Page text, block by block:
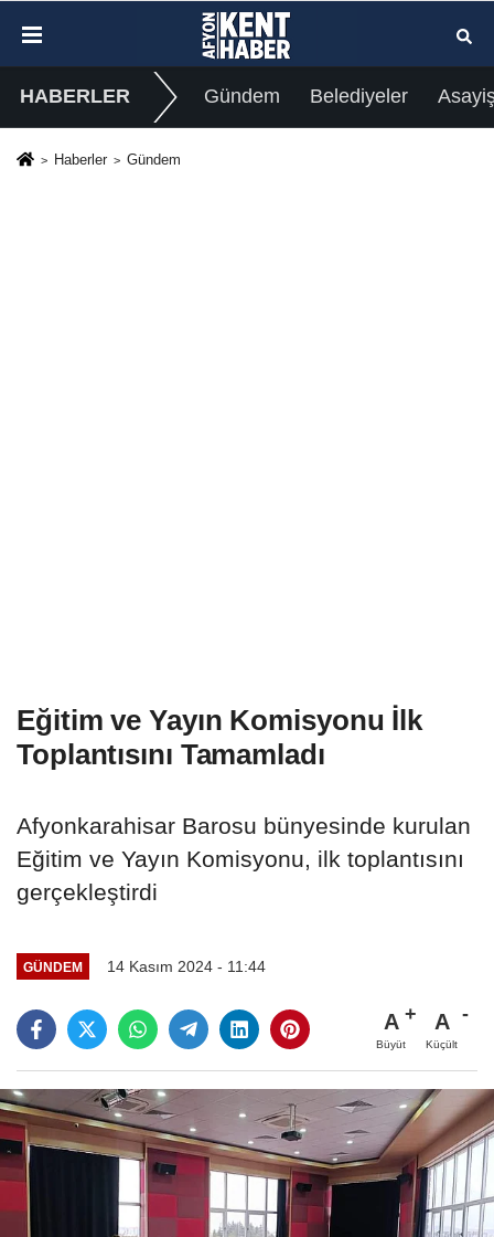
HABERLER Gündem Belediyeler
Haberler Gündem
Eğitim ve Yayın Komisyonu İlk
Toplantısını Tamamladı
Afyonkarahisar Barosu bünyesinde kurulan
Eğitim ve Yayın Komisyonu, ilk toplantısını
gerçekleştirdi
GÜNDEM 14 Kasım 2024 - 11:44
A
Büyüt
A
Küçült